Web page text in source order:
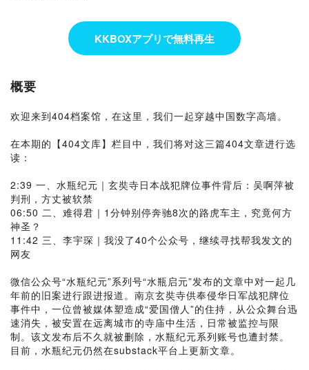
KKBOXアプリで無料再生
概要
欢迎来到404档案馆，在这里，我们一起穿越中国数字高墙。
在本期的【404文库】栏目中，我们将对这三篇404文章进行选
读：
2:39 一、水瓶纪元｜玄奘寺日本战犯牌位事件背后：吴啊萍被
判刑，方丈被软禁
06:50 二、难得君｜1分钟别停奔驰8次的路虎车主，究竟何方
神圣？
11:42 三、李宇琛｜我没了40个公众号，继续寻找帮我发文的
网友
微信公众号“水瓶纪元”系列号“水瓶启元”发布的文章中对一起几
年前的旧案进行跟进报道。南京玄奘寺供奉侵华日军战犯牌位
事件中，一位曾被媒体塑造成“爱国僧人”的住持，从公众舞台迅
速消失，被安置在远离城市的寺庙中生活，日常被监控与限
制。该文发布后不久就被删除，水瓶纪元系列账号也遭封禁。
目前，水瓶纪元仍然在substack平台上更新文章。